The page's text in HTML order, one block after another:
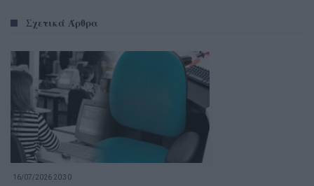
Σχετικά Άρθρα
16/07/2026 20:30